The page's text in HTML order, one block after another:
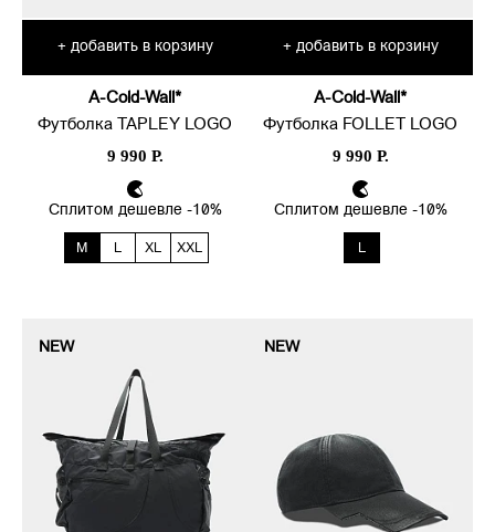
+ добавить в корзину
A-Cold-Wall*
Футболка TAPLEY LOGO
9 990 Р.
Сплитом дешевле -10%
M L XL XXL
+ добавить в корзину
A-Cold-Wall*
Футболка FOLLET LOGO
9 990 Р.
Сплитом дешевле -10%
L
NEW NEW